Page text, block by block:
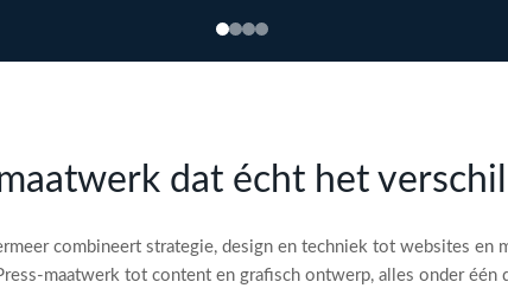
dat écht het
combineert strategie, design en techniek tot websites en
maatwerk tot content en grafisch ontwerp, alles onder één